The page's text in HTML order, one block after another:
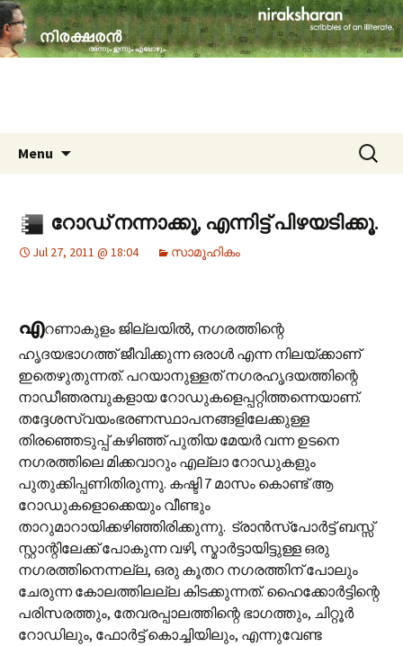
niraksharan (നിരക്ഷരൻ)
travelogues, book reviews, social issues,
cinema, memories & lot more…
Menu
Search
for:
റോഡ് നന്നാക്കൂ, എന്നിട്ട് പിഴയടിക്കൂ.
Jul 27, 2011 @ 18:04 സാമൂഹികം
എറണാകുളം ജില്ലയിൽ, നഗരത്തിന്റെ
ഹൃദയഭാഗത്ത് ജീവിക്കുന്ന ഒരാൾ എന്ന നിലയ്ക്കാണ്
ഇതെഴുതുന്നത്. പറയാനുള്ളത് നഗരഹൃദയത്തിന്റെ
നാഡീഞരമ്പുകളായ റോഡുകളെപ്പറ്റിത്തന്നെയാണ്.
തദ്ദേശസ്വയംഭരണസ്ഥാപനങ്ങളിലേക്കുള്ള
തിരഞ്ഞെടുപ്പ് കഴിഞ്ഞ് പുതിയ മേയർ വന്ന ഉടനെ
നഗരത്തിലെ മിക്കവാറും എല്ലാ റോഡുകളും
പുതുക്കിപ്പണിതിരുന്നു. കഷ്ടി 7 മാസം കൊണ്ട് ആ
റോഡുകളൊക്കെയും വീണ്ടും
താറുമാറായിക്കഴിഞ്ഞിരിക്കുന്നു. ട്രാൻസ്‌പോർട്ട് ബസ്സ്
സ്റ്റാന്റിലേക്ക് പോകുന്ന വഴി, സ്മാർട്ടായിട്ടുള്ള ഒരു
നഗരത്തിനെന്നല്ല, ഒരു കൂതറ നഗരത്തിന് പോലും
ചേരുന്ന കോലത്തിലല്ല കിടക്കുന്നത്. ഹൈക്കോർട്ടിന്റെ
പരിസരത്തും, തേവരപ്പാലത്തിന്റെ ഭാഗത്തും, ചിറ്റൂർ
റോഡിലും, ഫോർട്ട് കൊച്ചിയിലും, എന്നുവേണ്ട